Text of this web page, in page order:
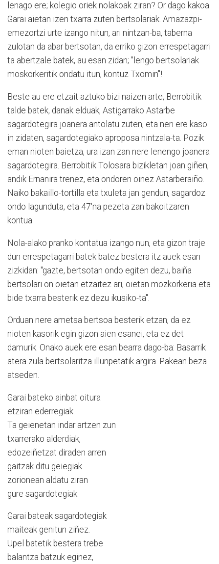
lenago ere; kolegio oriek nolakoak ziran? Or dago kakoa.
Garai aietan izen txarra zuten bertsolariak. Amazazpi-
emezortzi urte izango nitun, ari nintzan-ba, taberna
zulotan da abar bertsotan, da erriko gizon errespetagarri
ta abertzale batek, au esan zidan; "lengo bertsolariak
moskorkeritik ondatu itun, kontuz Txomin"!
Beste au ere etzait aztuko bizi naizen arte, Berrobitik
talde batek, danak elduak, Astigarrako Astarbe
sagardotegira joanera antolatu zuten, eta neri ere kaso
in zidaten, sagardotegiako aproposa nintzala-ta. Pozik
eman nioten baietza, ura izan zan nere lenengo joanera
sagardotegira. Berrobitik Tolosara bizikletan joan giñen,
andik Ernanira trenez, eta ondoren oinez Astarberaiño.
Naiko bakaillo-tortilla eta txuleta jan gendun, sagardoz
ondo lagunduta, eta 47'na pezeta zan bakoitzaren
kontua.
Nola-alako pranko kontatua izango nun, eta gizon traje
dun errespetagarri batek batez bestera itz auek esan
zizkidan: "gazte, bertsotan ondo egiten dezu, baiña
bertsolari on oietan etzaitez ari, oietan mozkorkeria eta
bide txarra besterik ez dezu ikusiko-ta".
Orduan nere ametsa bertsoa besterik etzan, da ez
nioten kasorik egin gizon aien esanei, eta ez det
damurik. Onako auek ere esan bearra dago-ba: Basarrik
atera zula bertsolaritza illunpetatik argira. Pakean beza
atseden.
Garai bateko ainbat oitura
etziran ederregiak.
Ta geienetan indar artzen zun
txarrerako alderdiak,
edozeiñetzat diraden arren
gaitzak ditu geiegiak
zorionean aldatu ziran
gure sagardotegiak.
Garai bateak sagardotegiak
maiteak genitun ziñez.
Upel batetik bestera trebe
balantza batzuk eginez,